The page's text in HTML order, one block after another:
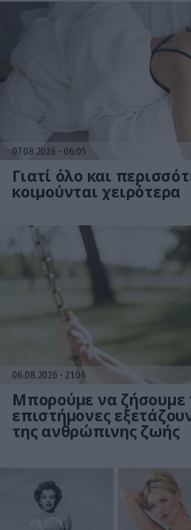
07.08.2026 06:05
Γιατί όλο και
κοιμούνται χειρότερα
06.08.2026 21:06
Μπορούμε να ζήσουμε
επιστήμονες
της ανθρώπινης ζωής